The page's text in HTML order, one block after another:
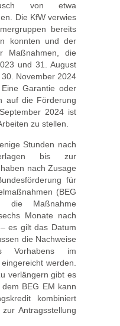
von etwa
Die KfW verwies
bereits
konnten und der
Maßnahmen, die
und 31. August
November 2024
Garantie oder
auf die Förderung
2024 ist
zu stellen.
Stunden nach
bis zur
nach Zusage
für
(BEG
Maßnahme
Monate nach
es gilt das Datum
die Nachweise
Vorhabens im
werden.
verlängern gibt es
BEG EM kann
kombiniert
Antragsstellung